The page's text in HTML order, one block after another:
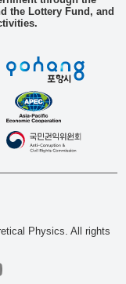
the Lottery Fund, and
Physics. All rights